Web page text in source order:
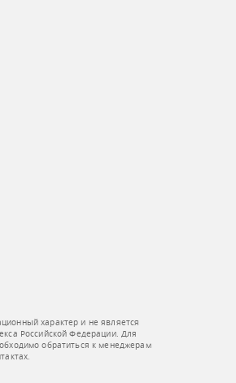
характер и не является
Российской Федерации. Для
обратиться к менеджерам